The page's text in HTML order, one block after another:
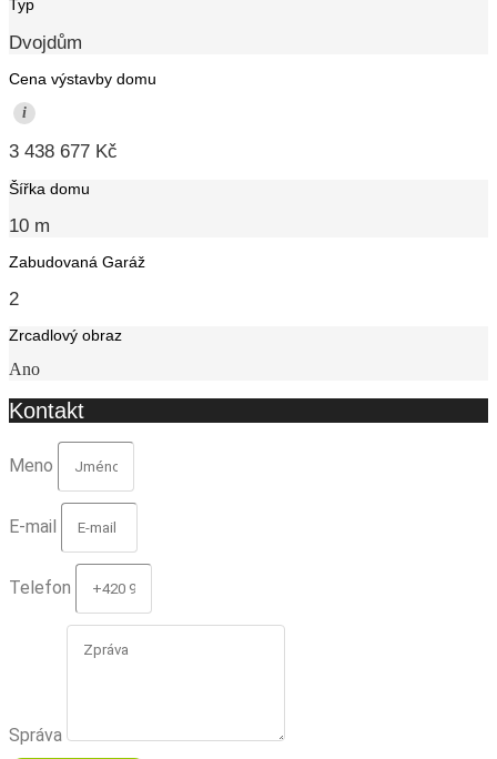
Typ
Dvojdům
Cena výstavby domu
i
3 438 677 Kč
Šířka domu
10 m
Zabudovaná Garáž
2
Zrcadlový obraz
Ano
Kontakt
Meno
E-mail
Telefon
Správa